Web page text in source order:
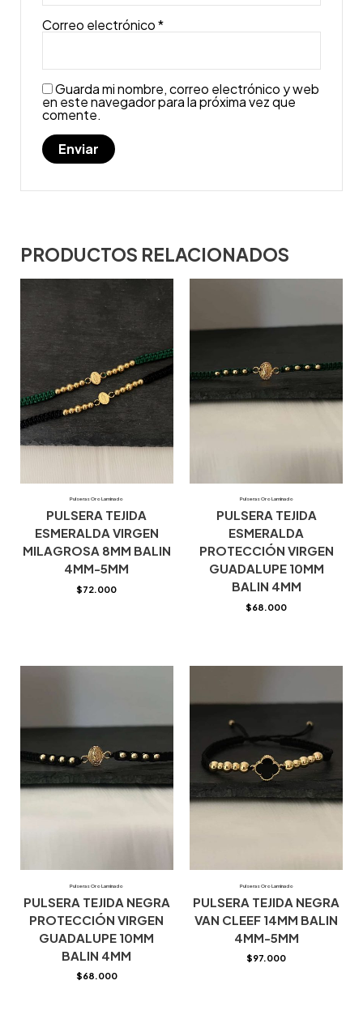
Correo electrónico*
Guarda mi nombre, correo electrónico y web
en este navegador para la próxima vez que
comente.
PRODUCTOS RELACIONADOS
Pulseras Oro Laminado
PULSERA TEJIDA
ESMERALDA VIRGEN
MILAGROSA 8MM BALIN
4MM-5MM
$72.000
Pulseras Oro Laminado
PULSERA TEJIDA
ESMERALDA
PROTECCIÓN VIRGEN
GUADALUPE 10MM
BALIN 4MM
$68.000
Pulseras Oro Laminado
PULSERA TEJIDA NEGRA
PROTECCIÓN VIRGEN
GUADALUPE 10MM
BALIN 4MM
$68.000
Pulseras Oro Laminado
PULSERA TEJIDA NEGRA
VAN CLEEF 14MM BALIN
4MM-5MM
$97.000